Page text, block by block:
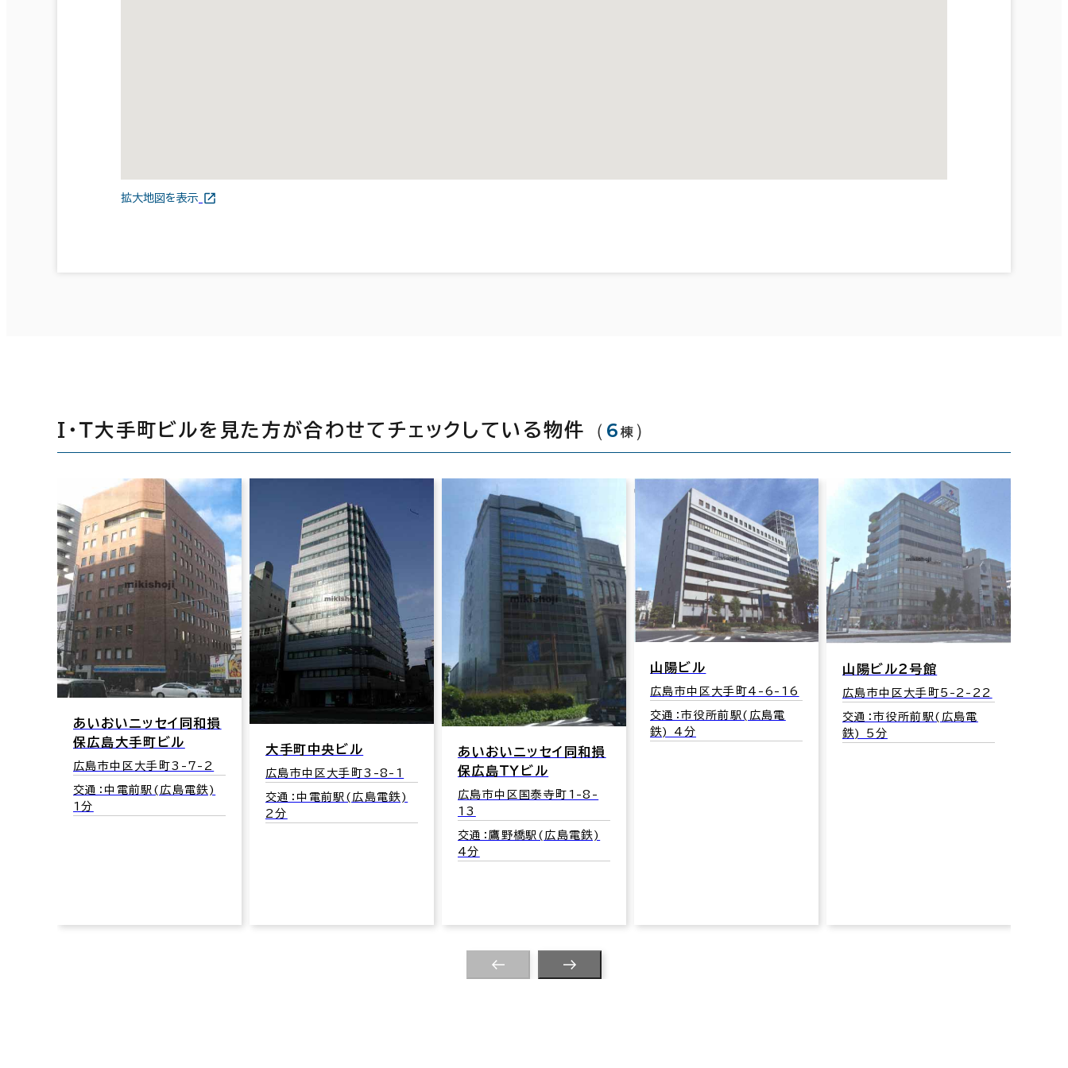
拡大地図を表示
Ｉ・Ｔ大手町ビルを見た方が合わせてチェックしている物件 （ 6 棟 ）
あいおいニッセイ同和損
保広島大手町ビル
広島市中区大手町3-7-2
交通：中電前駅(広島電鉄)
1分
大手町中央ビル
広島市中区大手町3-8-1
交通：中電前駅(広島電鉄)
2分
あいおいニッセイ同和損
保広島ＴＹビル
広島市中区国泰寺町1-8-
13
交通：鷹野橋駅(広島電鉄)
4分
山陽ビル
広島市中区大手町4-6-16
交通：市役所前駅(広島電
鉄) 4分
山陽ビル２号館
広島市中区大手町5-2-22
交通：市役所前駅(広島電
鉄) 5分